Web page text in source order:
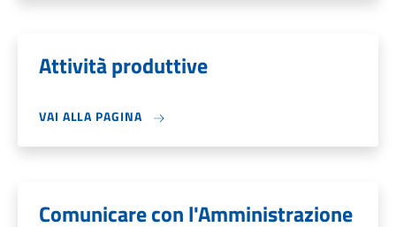
Attività produttive
VAI ALLA PAGINA
Comunicare con l'Amministrazione